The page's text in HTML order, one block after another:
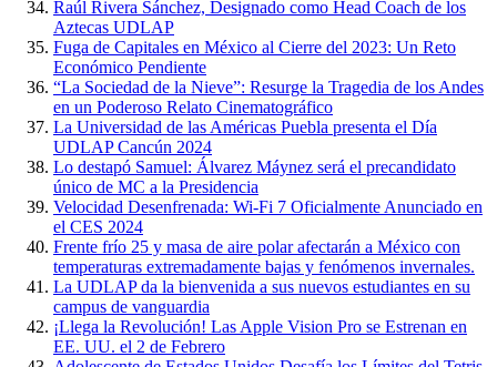
Raúl Rivera Sánchez, Designado como Head Coach de los
Aztecas UDLAP
Fuga de Capitales en México al Cierre del 2023: Un Reto
Económico Pendiente
“La Sociedad de la Nieve”: Resurge la Tragedia de los Andes
en un Poderoso Relato Cinematográfico
La Universidad de las Américas Puebla presenta el Día
UDLAP Cancún 2024
Lo destapó Samuel: Álvarez Máynez será el precandidato
único de MC a la Presidencia
Velocidad Desenfrenada: Wi-Fi 7 Oficialmente Anunciado en
el CES 2024
Frente frío 25 y masa de aire polar afectarán a México con
temperaturas extremadamente bajas y fenómenos invernales.
La UDLAP da la bienvenida a sus nuevos estudiantes en su
campus de vanguardia
¡Llega la Revolución! Las Apple Vision Pro se Estrenan en
EE. UU. el 2 de Febrero